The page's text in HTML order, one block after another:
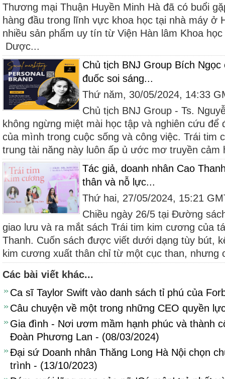
Thương mại Thuận Huyền Minh Hà đã có buổi
hàng đầu trong lĩnh vực khoa học tại nhà máy ở
nhiều sản phẩm uy tín từ Viện Hàn lâm Khoa
Dược...
Chủ tịch BNJ Group Bích Ngọc
đuốc soi sáng...
Thứ năm, 30/05/2024, 14:33
Chủ tịch BNJ Group - Ts.
không ngừng miệt mài học tập và nghiên cứu
của mình trong cuộc sống và công việc. Trái tim
trung tài năng này luôn ấp ủ ước mơ truyền cảm
Tác giả, doanh nhân Cao
thân và nỗ lực...
Thứ hai, 27/05/2024, 15:21
Chiều ngày 26/5 tại Đường
giao lưu và ra mắt sách Trái tim kim cương của
Thanh. Cuốn sách được viết dưới dạng tùy bút,
kim cương xuất thân chỉ từ một cục than, nhưng
Các bài viết khác...
Ca sĩ Taylor Swift vào danh sách tỉ phú của
Câu chuyện về một trong những CEO quyền
Gia đình - Nơi ươm mầm hạnh phúc và thành
Đoàn Phương Lan - (08/03/2024)
Đại sứ Doanh nhân Thăng Long Hà Nội chọn
trình - (13/10/2023)